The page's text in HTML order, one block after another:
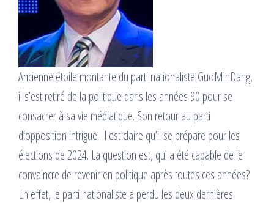
Ancienne étoile montante du parti nationaliste GuoMinDang,
il s’est retiré de la politique dans les années 90 pour se
consacrer à sa vie médiatique. Son retour au parti
d’opposition intrigue. Il est claire qu’il se prépare pour les
élections de 2024. La question est, qui a été capable de le
convaincre de revenir en politique après toutes ces années?
En effet, le parti nationaliste a perdu les deux dernières